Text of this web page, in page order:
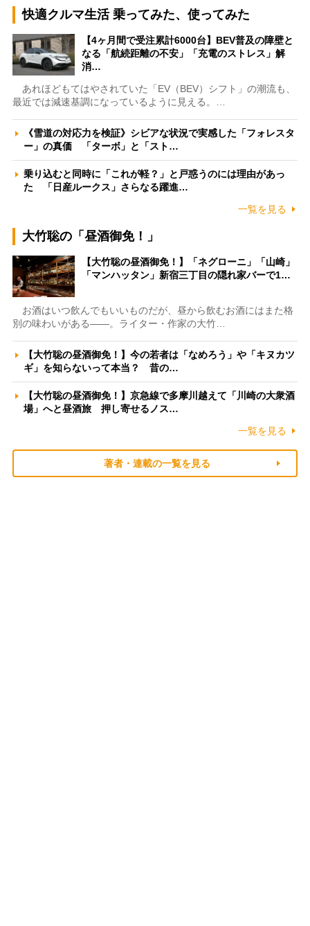
快適クルマ生活 乗ってみた、使ってみた
【4ヶ月間で受注累計6000台】BEV普及の障壁と
なる「航続距離の不安」「充電のストレス」解
消…
あれほどもてはやされていた「EV（BEV）シフト」の潮流も、
最近では減速基調になっているように見える。…
《雪道の対応力を検証》シビアな状況で実感した「フォレスタ
ー」の真価 「ターボ」と「スト…
乗り込むと同時に「これが軽？」と戸惑うのには理由があっ
た 「日産ルークス」さらなる躍進…
一覧を見る
大竹聡の「昼酒御免！」
【大竹聡の昼酒御免！】「ネグローニ」「山崎」
「マンハッタン」新宿三丁目の隠れ家バーで1…
お酒はいつ飲んでもいいものだが、昼から飲むお酒にはまた格
別の味わいがある――。ライター・作家の大竹…
【大竹聡の昼酒御免！】今の若者は「なめろう」や「キヌカツ
ギ」を知らないって本当？ 昔の…
【大竹聡の昼酒御免！】京急線で多摩川越えて「川崎の大衆酒
場」へと昼酒旅 押し寄せるノス…
一覧を見る
著者・連載の一覧を見る